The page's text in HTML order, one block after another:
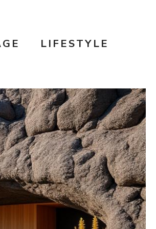
LIFESTYLE